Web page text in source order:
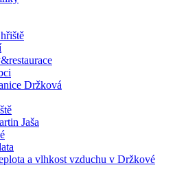
Držková
Jaša
a vlhkost vzduchu v Držkové